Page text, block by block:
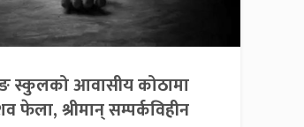
स्कुलको आवासीय कोठामा
फेला, श्रीमान् सम्पर्कविहीन